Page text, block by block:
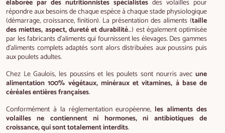
élaborée par des nutritionnistes spécialistes des volailles pour
répondre aux besoins de chaque espèce à chaque stade physiologique
(démarrage, croissance, finition). La présentation des aliments (taille
des miettes, aspect, dureté et durabilité…) est également optimisée
par les fabricants d’aliments qui fournissent les élevages. Des gammes
d’aliments complets adaptés sont alors distribuées aux poussins puis
aux poulets adultes.
Chez Le Gaulois, les poussins et les poulets sont nourris avec une
alimentation 100% végétaux, minéraux et vitamines, à base de
céréales entières françaises.
Conformément à la réglementation européenne, les aliments des
volailles ne contiennent ni hormones, ni antibiotiques de
croissance, qui sont totalement interdits.